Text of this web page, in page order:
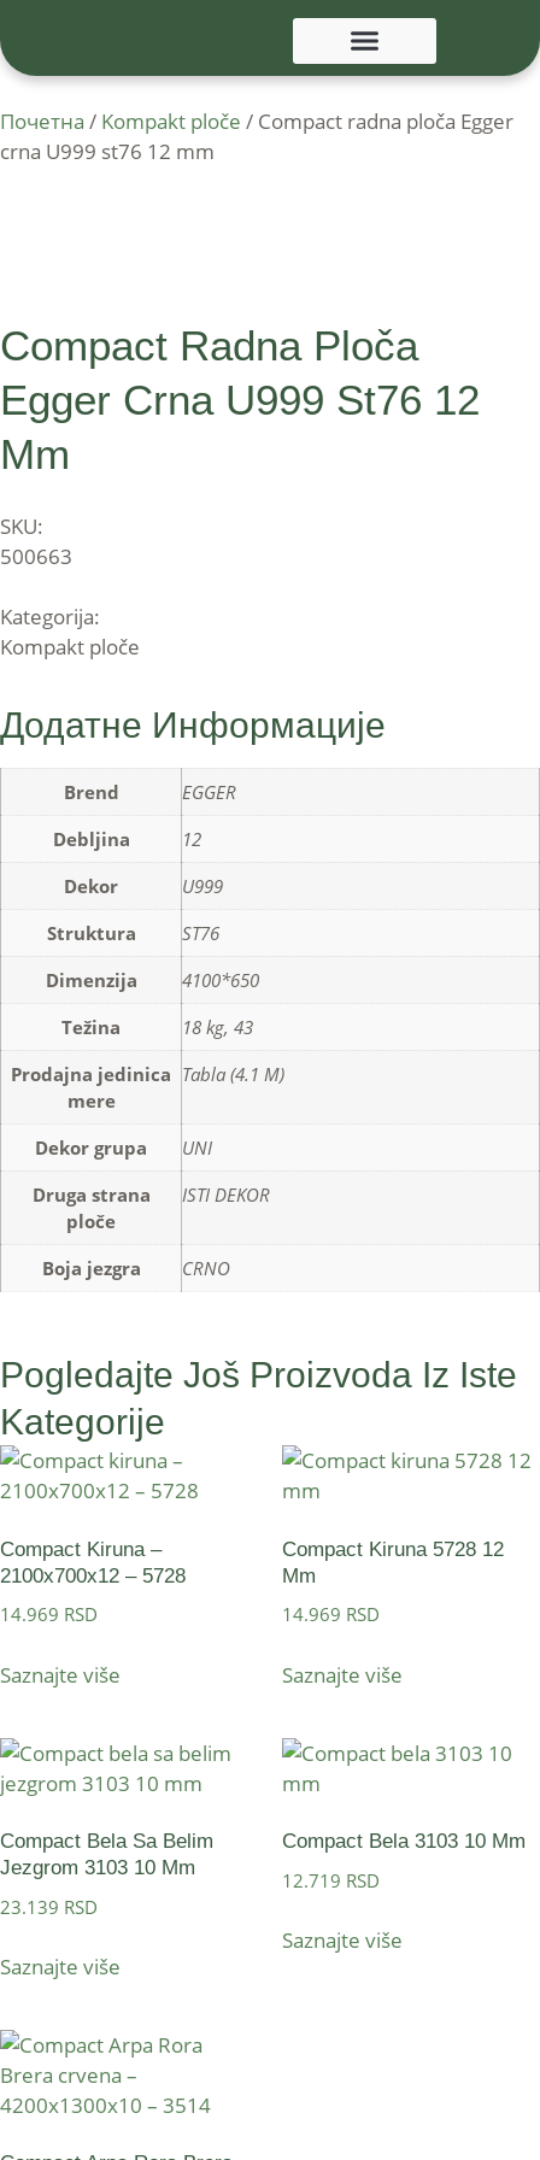
Почетна / Kompakt ploče / Compact radna ploča Egger
crna U999 st76 12 mm
Compact Radna Ploča
Egger Crna U999 St76 12
Mm
SKU:
500663
Kategorija:
Kompakt ploče
Додатне Информације
Brend
EGGER
Debljina
12
Dekor
U999
Struktura
ST76
Dimenzija
4100*650
Težina
18 kg, 43
Prodajna jedinica
mere
Tabla (4.1 M)
Dekor grupa
UNI
Druga strana
ploče
ISTI DEKOR
Boja jezgra CRNO
Pogledajte Još Proizvoda Iz Iste
Kategorije
Compact Kiruna –
2100x700x12 – 5728
14.969 RSD
Saznajte više
Compact Kiruna 5728 12
Mm
14.969 RSD
Saznajte više
Compact Bela Sa Belim
Jezgrom 3103 10 Mm
23.139 RSD
Saznajte više
Compact Bela 3103 10 Mm
12.719 RSD
Saznajte više